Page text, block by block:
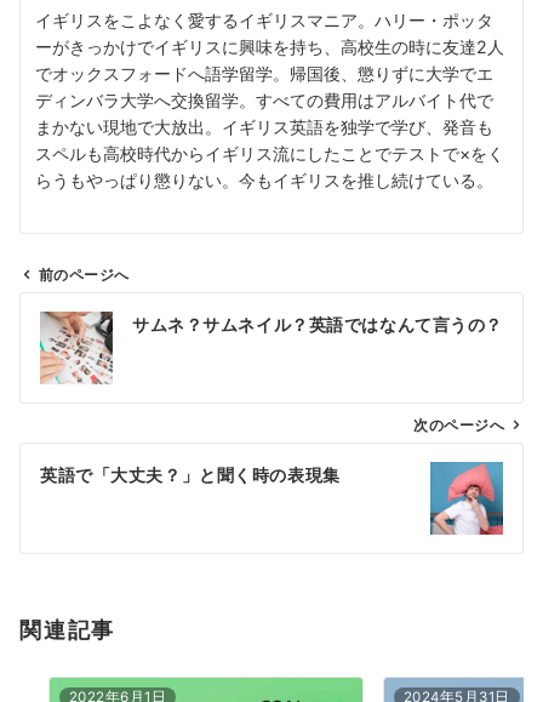
イギリスをこよなく愛するイギリスマニア。ハリー・ポッタ
ーがきっかけでイギリスに興味を持ち、高校生の時に友達2人
でオックスフォードへ語学留学。帰国後、懲りずに大学でエ
ディンバラ大学へ交換留学。すべての費用はアルバイト代で
まかない現地で大放出。イギリス英語を独学で学び、発音も
スペルも高校時代からイギリス流にしたことでテストで×をく
らうもやっぱり懲りない。今もイギリスを推し続けている。
ン
前のページへ
サムネ？サムネイル？英語ではなんて言うの？
次のページへ
英語で「大丈夫？」と聞く時の表現集
関連記事
2022年6月1日 2024年5月31日